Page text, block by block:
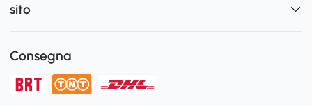
sito
Consegna